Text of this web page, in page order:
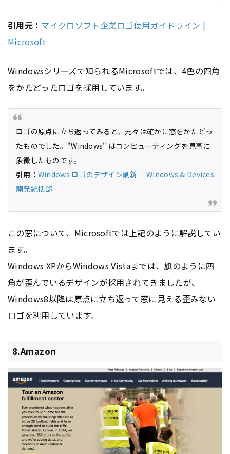
引用元： マイクロソフト企業ロゴ使用ガイドライン |
Microsoft
Windowsシリーズで知られるMicrosoftでは、4色の四角
をかたどったロゴを採用しています。
ロゴの原点に立ち返ってみると、元々は確かに窓をかたどっ
たものでした。"Windows" はコンピューティングを見事に
象徴したものです。
引用： Windows ロゴのデザイン刷新 ｜Windows & Devices
開発統括部
この窓について、Microsoftでは上記のように解説してい
ます。
Windows XPからWindows Vistaまでは、旗のように四
角が歪んでいるデザインが採用されてきましたが、
Windows8以降は原点に立ち返って窓に見える歪みない
ロゴを利用しています。
8.Amazon